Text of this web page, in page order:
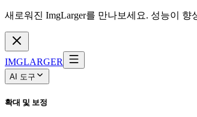
새로워진 ImgLarger를 만나보세요. 성능이
IMGLARGER
AI 도구
확대 및 보정